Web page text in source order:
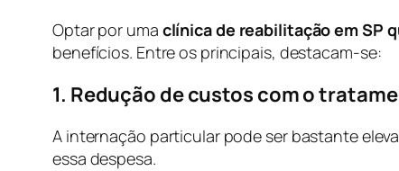
Optar por uma clínica de reabilitação em SP
benefícios. Entre os principais, destacam-se:
1. Redução de custos com o
A internação particular pode ser bastante
essa despesa.